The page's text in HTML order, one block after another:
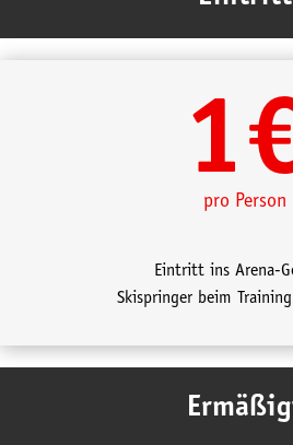
pro Person
Eintritt ins Arena-
Skispringer beim